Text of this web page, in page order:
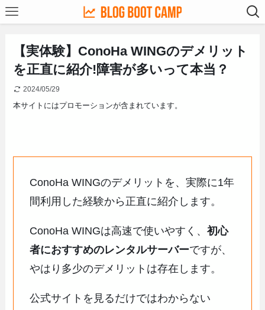
【実体験】ConoHa WINGのデメリット
を正直に紹介!障害が多いって本当？
2024/05/29
本サイトにはプロモーションが含まれています。
ConoHa WINGのデメリットを、実際に1年
間利用した経験から正直に紹介します。
ConoHa WINGは高速で使いやすく、初心
者におすすめのレンタルサーバーですが、
やはり多少のデメリットは存在します。
公式サイトを見るだけではわからない